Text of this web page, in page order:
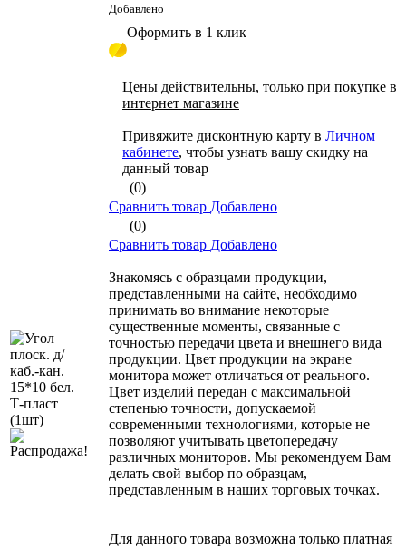
Добавлено
Оформить в 1 клик
Цены действительны, только при покупке в
интернет магазине
Привяжите дисконтную карту в Личном
кабинете, чтобы узнать вашу скидку на
данный товар
(0)
Сравнить товар Добавлено
(0)
Сравнить товар Добавлено
Знакомясь с образцами продукции,
представленными на сайте, необходимо
принимать во внимание некоторые
существенные моменты, связанные с
точностью передачи цвета и внешнего вида
продукции. Цвет продукции на экране
монитора может отличаться от реального.
Цвет изделий передан с максимальной
степенью точности, допускаемой
современными технологиями, которые не
позволяют учитывать цветопередачу
различных мониторов. Мы рекомендуем Вам
делать свой выбор по образцам,
представленным в наших торговых точках.
Для данного товара возможна только платная